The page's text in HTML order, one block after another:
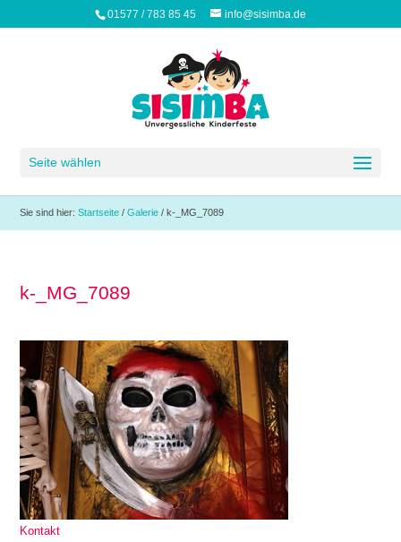
01577 / 783 85 45 info@sisimba.de
Seite wählen
Sie sind hier:Startseite /Galerie /k-_MG_7089
k-_MG_7089
Kontakt